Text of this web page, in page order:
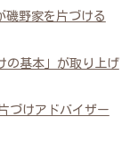
野家を片づける
の基本」が取り上げ
づけアドバイザー